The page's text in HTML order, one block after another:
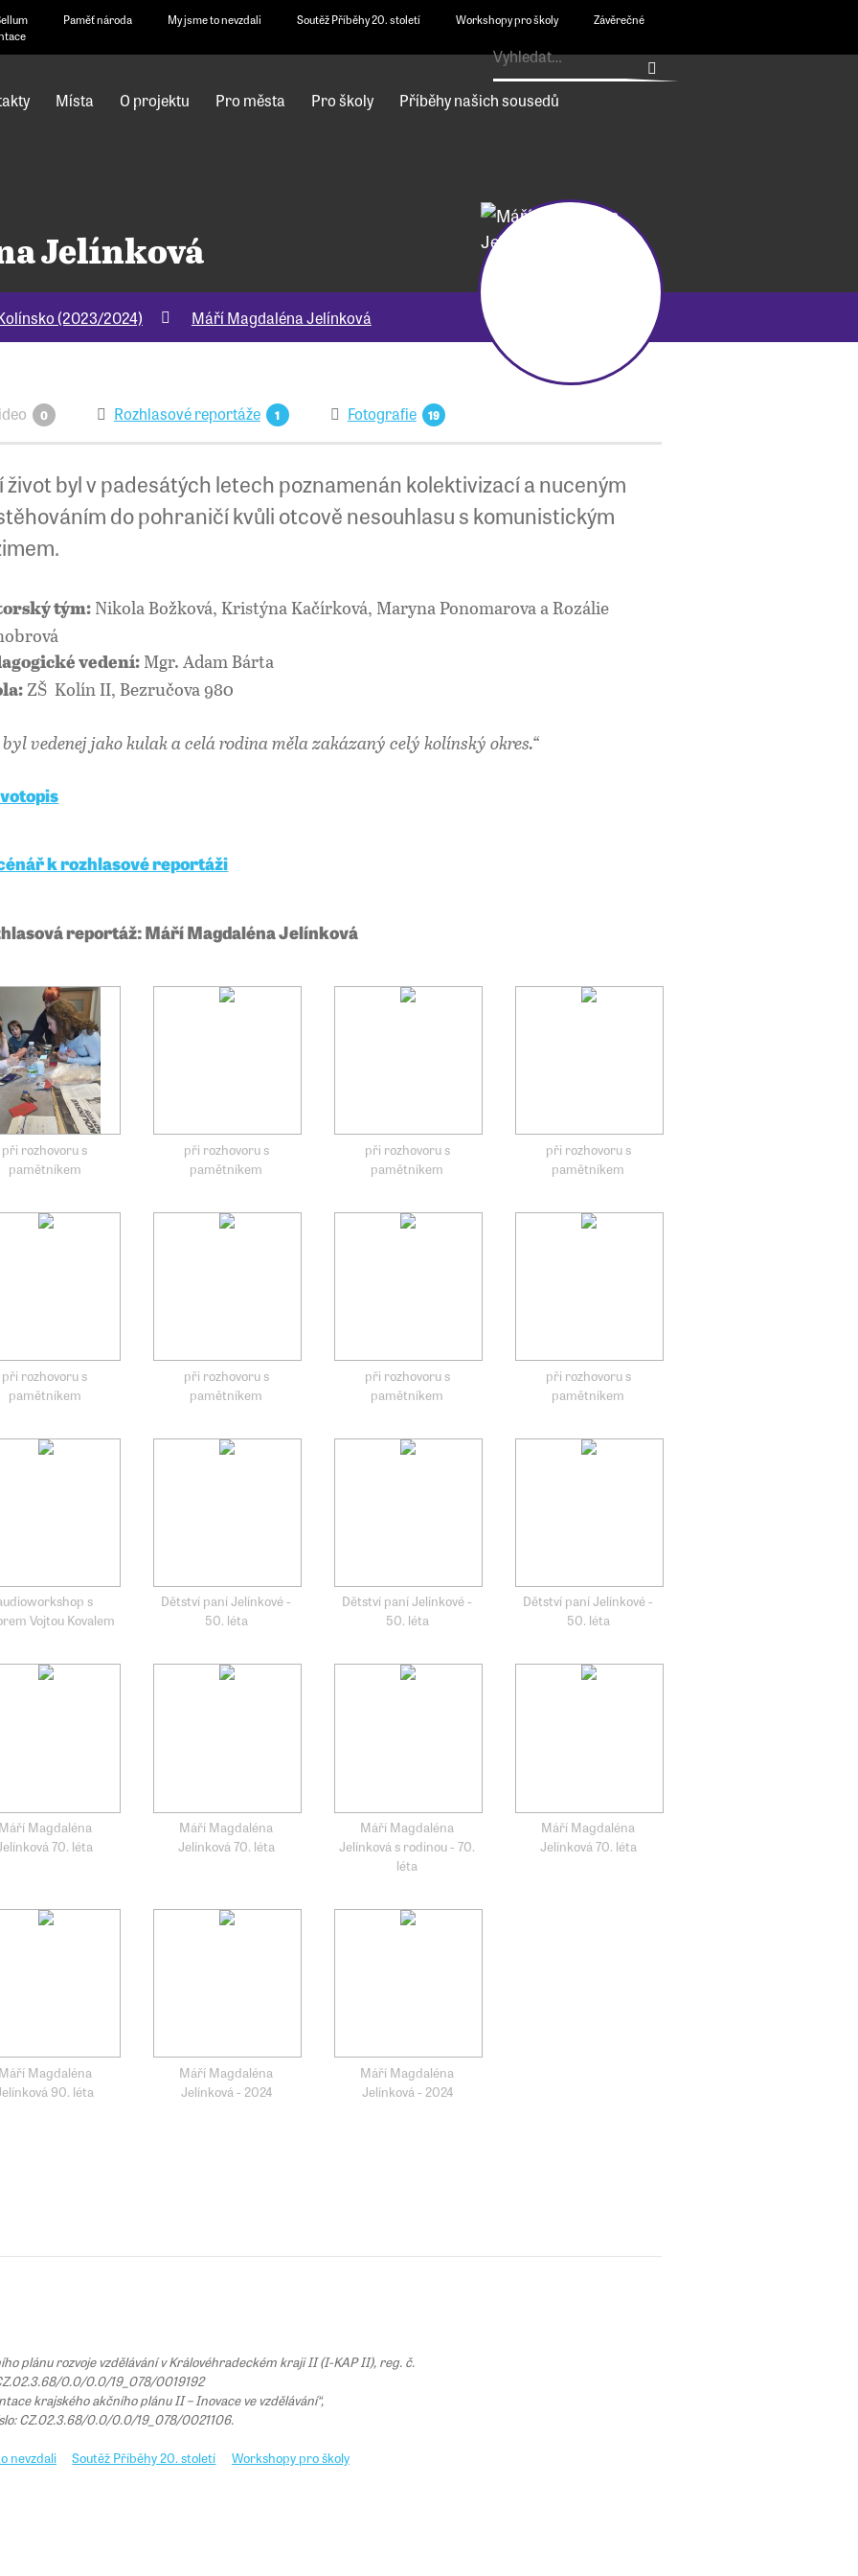
Paměť národa My jsme to nevzdali Soutěž Příběhy 20. století Workshopy pro školy
Závěrečné
Místa O projektu Pro města Pro školy Příběhy našich sousedů
Jelínková
(2023/2024) Máří Magdaléna Jelínková
0 Rozhlasové reportáže 1 Fotografie 19
život byl v padesátých letech poznamenán kolektivizací a nuceným
do pohraničí kvůli otcově nesouhlasu s komunistickým
tým: Nikola Božková, Kristýna Kačírková, Maryna Ponomarova a Rozálie
vedení: Mgr. Adam Bárta
ZŠ Kolín II, Bezručova 980
byl vedenej jako kulak a celá rodina měla zakázaný celý kolínský okres.“
k rozhlasové reportáži
reportáž: Máří Magdaléna Jelínková
při rozhovoru s
pamětníkem
při rozhovoru s
pamětníkem
při rozhovoru s
pamětníkem
při rozhovoru s
pamětníkem
při rozhovoru s
pamětníkem
při rozhovoru s
pamětníkem
při rozhovoru s
pamětníkem
při rozhovoru s
pamětníkem
s
Vojtou Kovalem
Dětství paní Jelínkové -
50. léta
Dětství paní Jelínkové -
50. léta
Dětství paní Jelínkové -
50. léta
Magdaléna
70. léta
Máří Magdaléna
Jelínková 70. léta
Máří Magdaléna
Jelínková s rodinou - 70.
léta
Máří Magdaléna
Jelínková 70. léta
Magdaléna
90. léta
Máří Magdaléna
Jelínková - 2024
Máří Magdaléna
Jelínková - 2024
plánu rozvoje vzdělávání v Královéhradeckém kraji II (I-KAP II), reg. č.
0.0/0.0/19_078/0019192
krajského akčního plánu II – Inovace ve vzdělávání“,
CZ.02.3.68/0.0/0.0/19_078/0021106.
nevzdali
Soutěž Příběhy 20. století Workshopy pro školy